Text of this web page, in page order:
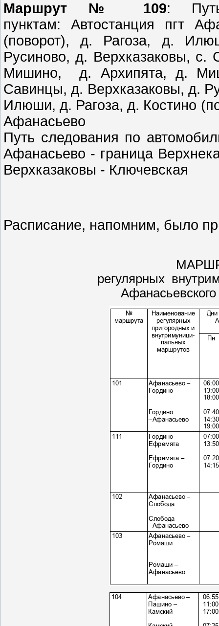
Маршрут № 109:
пунктам: Автостанция пгт
(поворот), д. Рагоза, д.
Русиново, д. Верхказаковы,
Мишино, д. Архипята, д.
Савинцы, д. Верхказаковы, д.
Илюши, д. Рагоза, д. Костино
Афанасьево
Путь следования по
Афанасьево - граница
Верхказаковы -
Расписание, напомним, было
регулярных